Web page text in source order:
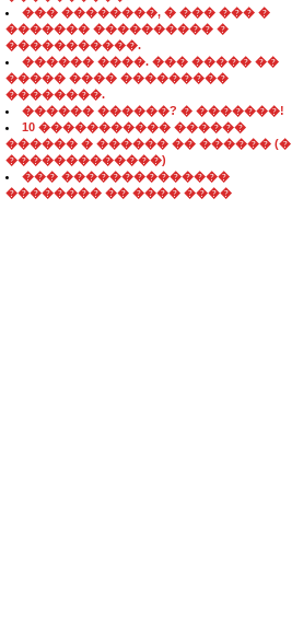
��� ��������, � ��� ��� �
������� ���������� �
�����������.
������ ����. ��� ����� ��
����� ���� ���������
��������.
������ ������? � �������!
10 ����������� ������
������ � ������ �� ������ (�
�������������)
��� ��������������
�������� �� ���� ����